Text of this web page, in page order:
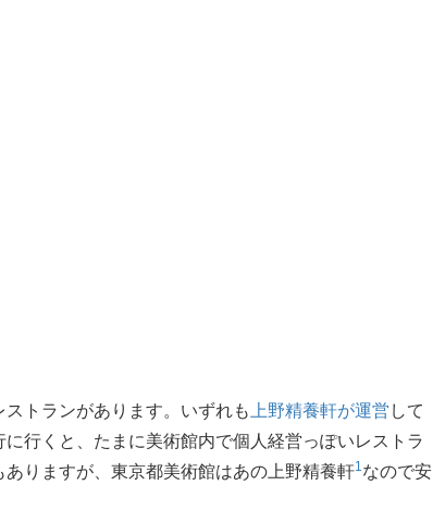
トランがあります。いずれも 上野精養軒が運営 して
行くと、たまに美術館内で個人経営っぽいレストラ
りますが、東京都美術館はあの上野精養軒1なので安